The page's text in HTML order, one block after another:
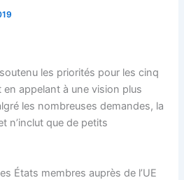
les priorités pour les cinq
appelant à une vision plus
les nombreuses demandes, la
n’inclut que de petits
États membres auprès de l’UE